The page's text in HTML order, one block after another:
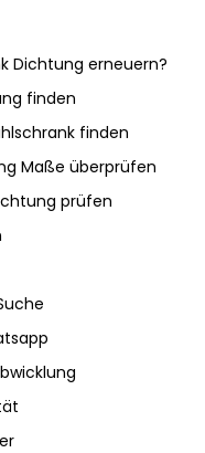
Dichtung erneuern?
finden
finden
Maße überprüfen
prüfen